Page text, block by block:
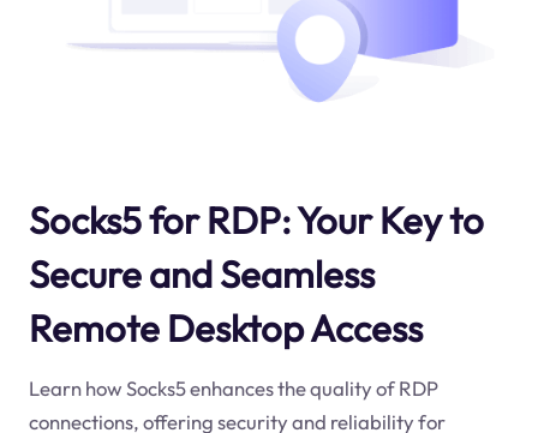
Socks5 for RDP: Your Key to
Secure and Seamless
Remote Desktop Access
Learn how Socks5 enhances the quality of RDP
connections, offering security and reliability for